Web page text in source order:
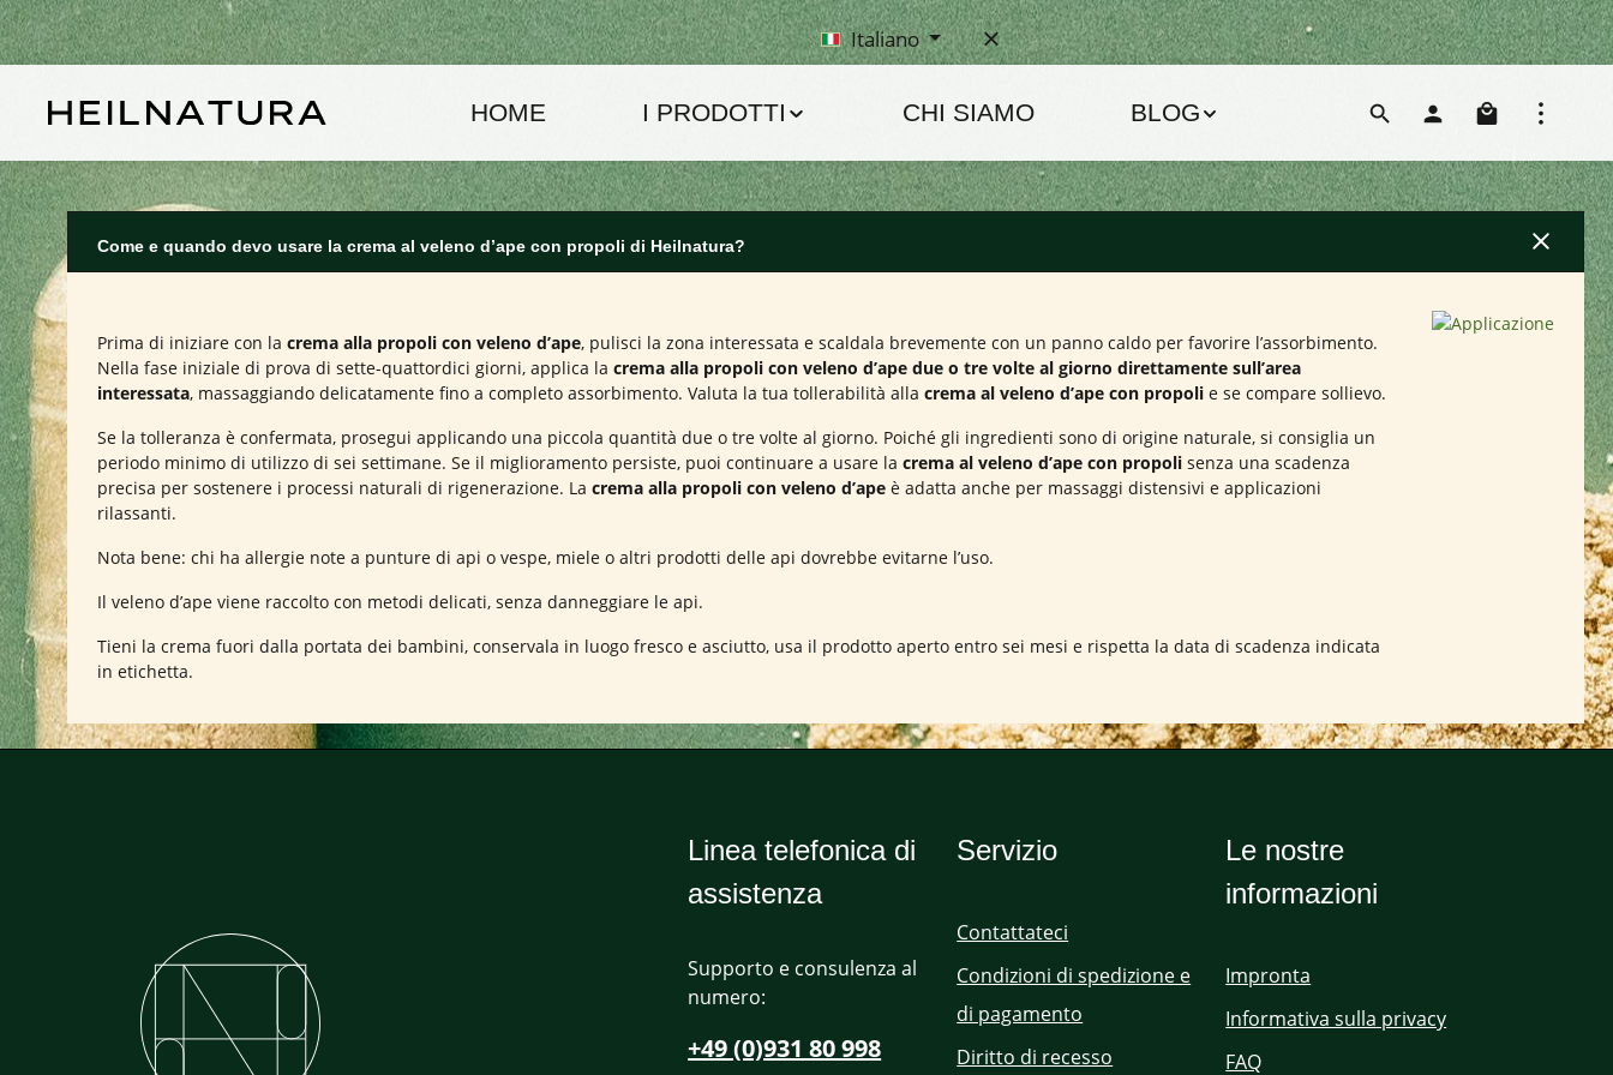
al contenuto principale
Passa alla navigazione principale Italiano
HOME I PRODOTTI CHI SIAMO BLOG Il
Come e quando devo usare la crema al veleno d’ape con propoli di Heilnatura?
Prima di iniziare con la crema alla propoli con veleno d’ape, pulisci la zona interessata e scaldala brevemente con un panno caldo per favorire l’assorbimento.
Nella fase iniziale di prova di sette-quattordici giorni, applica la crema alla propoli con veleno d’ape due o tre volte al giorno direttamente sull’area
interessata, massaggiando delicatamente fino a completo assorbimento. Valuta la tua tollerabilità alla crema al veleno d’ape con propoli e se compare sollievo.
Se la tolleranza è confermata, prosegui applicando una piccola quantità due o tre volte al giorno. Poiché gli ingredienti sono di origine naturale, si consiglia un
periodo minimo di utilizzo di sei settimane. Se il miglioramento persiste, puoi continuare a usare la crema al veleno d’ape con propoli senza una scadenza
precisa per sostenere i processi naturali di rigenerazione. La crema alla propoli con veleno d’ape è adatta anche per massaggi distensivi e applicazioni
rilassanti.
Nota bene: chi ha allergie note a punture di api o vespe, miele o altri prodotti delle api dovrebbe evitarne l’uso.
Il veleno d’ape viene raccolto con metodi delicati, senza danneggiare le api.
Tieni la crema fuori dalla portata dei bambini, conservala in luogo fresco e asciutto, usa il prodotto aperto entro sei mesi e rispetta la data di scadenza indicata
in etichetta.
Linea telefonica di
assistenza
Supporto e consulenza al
numero:
+49 (0)931 80 998
Servizio
Contattateci
Condizioni di spedizione e
di pagamento
Diritto di recesso
Le nostre
informazioni
Impronta
Informativa sulla privacy
FAQ